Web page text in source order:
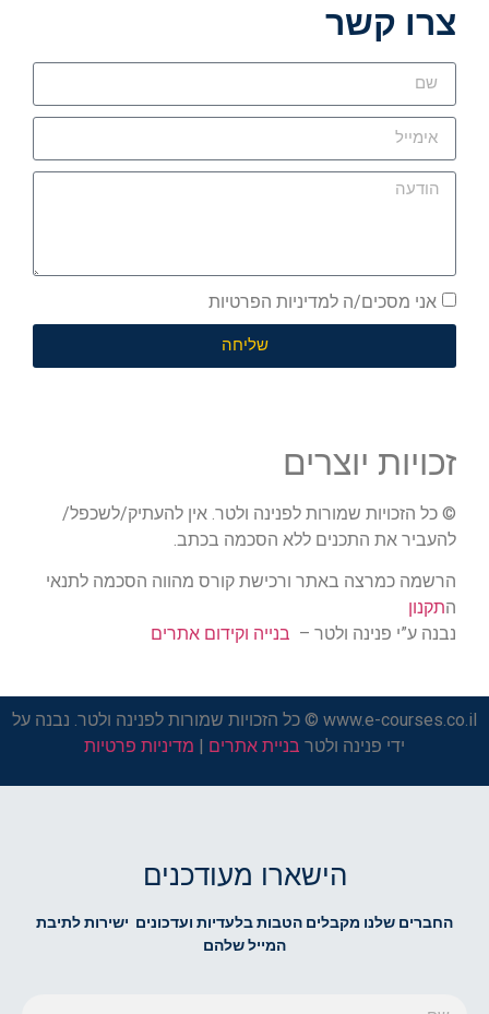
צרו קשר
אני מסכים/ה למדיניות הפרטיות
שליחה
זכויות יוצרים
© כל הזכויות שמורות לפנינה ולטר. אין להעתיק/לשכפל/
להעביר את התכנים ללא הסכמה בכתב.
הרשמה כמרצה באתר ורכישת קורס מהווה הסכמה לתנאי
התקנון
נבנה ע”י פנינה ולטר – בנייה וקידום אתרים
www.e-courses.co.il © כל הזכויות שמורות לפנינה ולטר. נבנה על
ידי פנינה ולטר בניית אתרים | מדיניות פרטיות
הישארו מעודכנים
החברים שלנו מקבלים הטבות בלעדיות ועדכונים ישירות לתיבת
המייל שלהם